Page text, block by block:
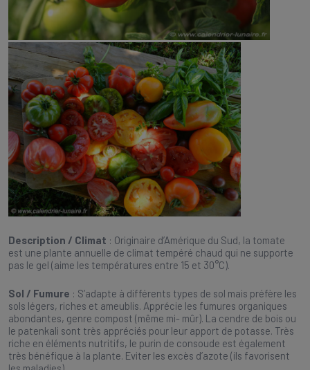
Description / Climat : Originaire d’Amérique du Sud, la tomate
est une plante annuelle de climat tempéré chaud qui ne supporte
pas le gel (aime les températures entre 15 et 30°C).
Sol / Fumure : S’adapte à différents types de sol mais préfère les
sols légers, riches et ameublis. Apprécie les fumures organiques
abondantes, genre compost (même mi- mûr). La cendre de bois ou
le patenkali sont très appréciés pour leur apport de potasse. Très
riche en éléments nutritifs, le purin de consoude est également
très bénéfique à la plante. Eviter les excès d’azote (ils favorisent